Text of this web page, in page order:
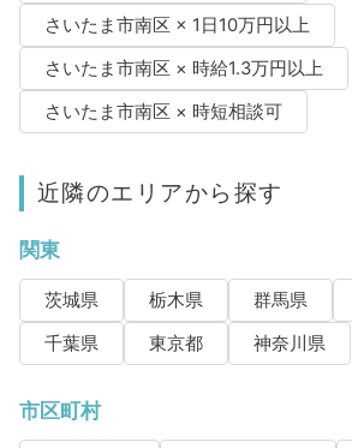
さいたま市南区 × 1日10万円以上
さいたま市南区 × 時給1.3万円以上
さいたま市南区 × 時短相談可
近隣のエリアから探す
関東
茨城県 栃木県 群馬県
千葉県
東京都 神奈川県
市区町村